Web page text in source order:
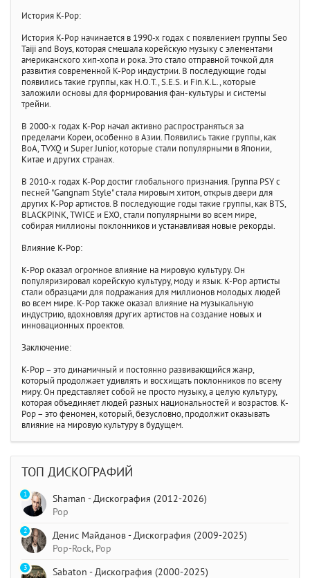
История K-Pop:
История K-Pop начинается в 1990-х годах с появлением группы Seo
Taiji and Boys, которая смешала корейскую музыку с элементами
американского хип-хопа и рока. Это стало отправной точкой для
развития современной K-Pop индустрии. В последующие годы
появились такие группы, как H.O.T., S.E.S. и Fin.K.L., которые
заложили основы для формирования фан-культуры и системы
трейни.
В 2000-х годах K-Pop начал активно распространяться за
пределами Кореи, особенно в Азии. Появились такие группы, как
BoA, TVXQ и Super Junior, которые стали популярными в Японии,
Китае и других странах.
В 2010-х годах K-Pop достиг глобального признания. Группа PSY с
песней "Gangnam Style" стала мировым хитом, открыв двери для
других K-Pop артистов. В последующие годы такие группы, как BTS,
BLACKPINK, TWICE и EXO, стали популярными во всем мире,
собирая миллионы поклонников и устанавливая новые рекорды.
Влияние K-Pop:
K-Pop оказал огромное влияние на мировую культуру. Он
популяризировал корейскую культуру, моду и язык. K-Pop артисты
стали образцами для подражания для миллионов молодых людей
во всем мире. K-Pop также оказал влияние на музыкальную
индустрию, вдохновляя других артистов на создание новых и
инновационных проектов.
Заключение:
K-Pop – это динамичный и постоянно развивающийся жанр,
который продолжает удивлять и восхищать поклонников по всему
миру. Он представляет собой не просто музыку, а целую культуру,
которая объединяет людей разных национальностей и возрастов. K-
Pop – это феномен, который, безусловно, продолжит оказывать
влияние на мировую культуру в будущем.
ТОП ДИСКОГРАФИЙ
Shaman - Дискография (2012-2026)
Pop
1
Денис Майданов - Дискография (2009-2025)
Pop-Rock, Pop
2
Sabaton - Дискография (2000-2025)
3